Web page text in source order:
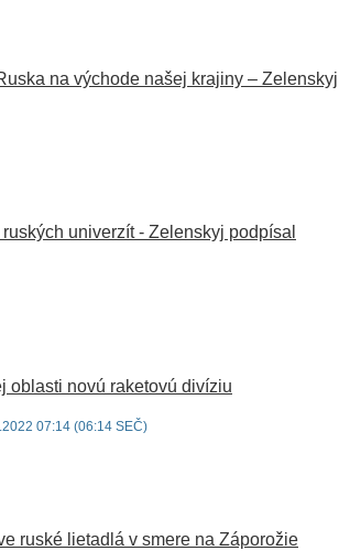
na východe našej krajiny – Zelenskyj
univerzít - Zelenskyj podpísal
oblasti novú raketovú divíziu
07:14 (06:14 SEČ)
ruské lietadlá v smere na Záporožie